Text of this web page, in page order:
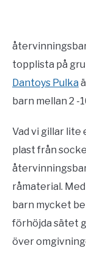
topplista på
Dantoys Pulka
barn mellan 2 -
Vad vi gillar lite
plast från
råmaterial.
barn mycket
förhöjda sätet
över